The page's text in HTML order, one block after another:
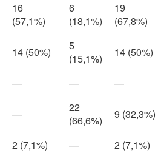
16
(57,1%)
6
(18,1%)
19
(67,8%)
14 (50%)
5
(15,1%)
14 (50%)
— — —
—
22
(66,6%)
9 (32,3%)
2 (7,1%) —
2 (7,1%)